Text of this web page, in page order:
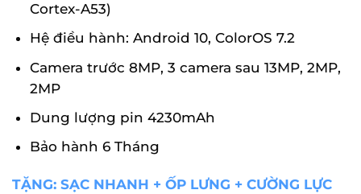
Cortex-A53)
Hệ điều hành: Android 10, ColorOS 7.2
Camera trước 8MP, 3 camera sau 13MP, 2MP,
2MP
Dung lượng pin 4230mAh
Bảo hành 6 Tháng
TẶNG: SẠC NHANH + ỐP LƯNG + CƯỜNG LỰC